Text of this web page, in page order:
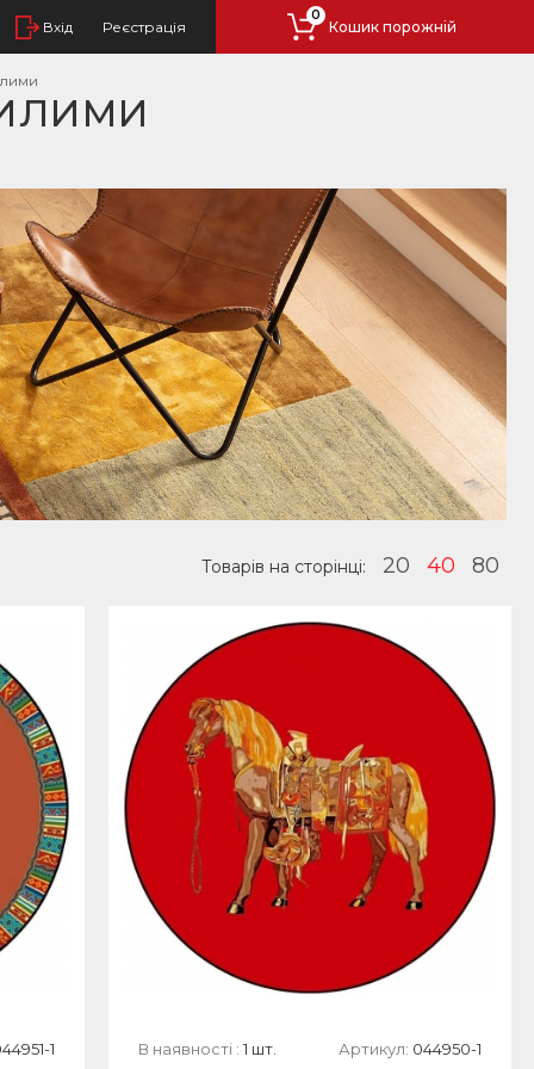
Вхід Реєстрація Кошик порожній
0
Товарів на сторінці: 20 40 80
1 В наявності : 1 шт. Артикул: 044950-1